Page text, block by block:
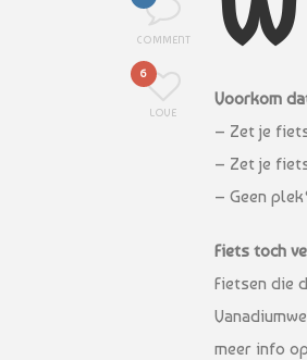
COMMENT
6
LOVE
Voorkom
– Zet je
– Zet je
– Geen
Fiets toch
Fietsen die
meer info op